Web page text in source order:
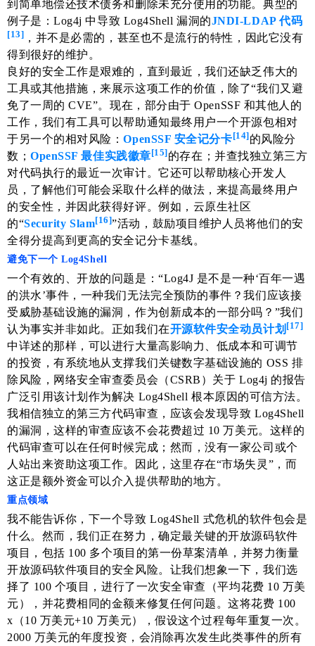
到简单地偿还技术债务和删除未充分使用的功能。典型的
例子是：Log4j 中导致 Log4Shell 漏洞的JNDI-LDAP 代码
[13] ，并不是必需的，甚至也不是流行的特性，因此它没有
得到很好的维护。
良好的安全工作是艰难的，直到最近，我们还缺乏伟大的
工具或其他措施，来展示这项工作的价值，除了“我们又避
免了一周的 CVE”。现在，部分由于 OpenSSF 和其他人的
工作，我们有工具可以帮助通知最终用户一个开源包相对
于另一个的相对风险：OpenSSF 安全记分卡[14]的风险分
数；OpenSSF 最佳实践徽章[15]的存在；并查找独立第三方
对代码执行的最近一次审计。它还可以帮助核心开发人
员，了解他们可能会采取什么样的做法，来提高最终用户
的安全性，并因此获得好评。例如，云原生社区
的“Security Slam[16]”活动，鼓励项目维护人员将他们的安
全得分提高到更高的安全记分卡基线。
避免下一个 Log4Shell
一个有效的、开放的问题是：“Log4J 是不是一种‘百年一遇
的洪水’事件，一种我们无法完全预防的事件？我们应该接
受威胁基础设施的漏洞，作为创新成本的一部分吗？”我们
认为事实并非如此。正如我们在开源软件安全动员计划 [17]
中详述的那样，可以进行大量高影响力、低成本和可调节
的投资，有系统地从支撑我们关键数字基础设施的 OSS 排
除风险，网络安全审查委员会（CSRB）关于 Log4j 的报告
广泛引用该计划作为解决 Log4Shell 根本原因的可信方法。
我相信独立的第三方代码审查，应该会发现导致 Log4Shell
的漏洞，这样的审查应该不会花费超过 10 万美元。这样的
代码审查可以在任何时候完成；然而，没有一家公司或个
人站出来资助这项工作。因此，这里存在“市场失灵”，而
这正是额外资金可以介入提供帮助的地方。
重点领域
我不能告诉你，下一个导致 Log4Shell 式危机的软件包会是
什么。然而，我们正在努力，确定最关键的开放源码软件
项目，包括 100 多个项目的第一份草案清单，并努力衡量
开放源码软件项目的安全风险。让我们想象一下，我们选
择了 100 个项目，进行了一次安全审查（平均花费 10 万美
元），并花费相同的金额来修复任何问题。这将花费 100
x（10 万美元+10 万美元），假设这个过程每年重复一次。
2000 万美元的年度投资，会消除再次发生此类事件的所有